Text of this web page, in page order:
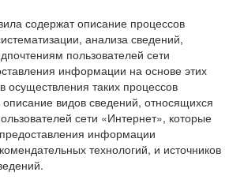
содержат описание процессов
анализа сведений,
пользователей сети
информации на основе этих
осуществления таких процессов
видов сведений, относящихся
сети «Интернет», которые
информации
технологий, и источников